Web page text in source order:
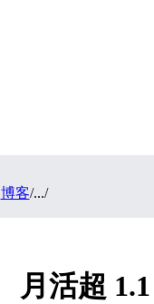
博客/.../
月活超